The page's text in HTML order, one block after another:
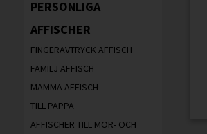
PERSONLIGA
AFFISCHER
FINGERAVTRYCK AFFISCH
FAMILJ AFFISCH
MAMMA AFFISCH
TILL PAPPA
AFFISCHER TILL MOR- OCH